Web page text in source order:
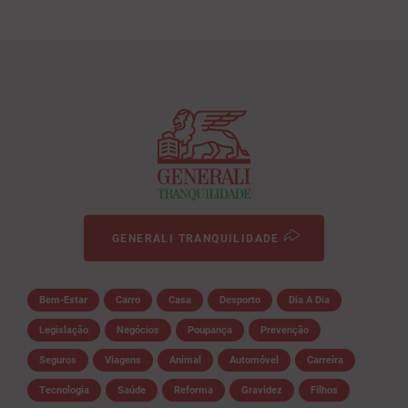
GENERALI TRANQUILIDADE
Bem-Estar Carro Casa Desporto Dia A Dia
Legislação Negócios Poupança Prevenção
Seguros Viagens Animal Automóvel Carreira
Tecnologia Saúde Reforma Gravidez Filhos